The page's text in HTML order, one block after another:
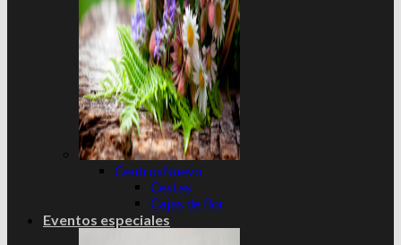
Centros
Cestas
Cajas de flor
Eventos especiales